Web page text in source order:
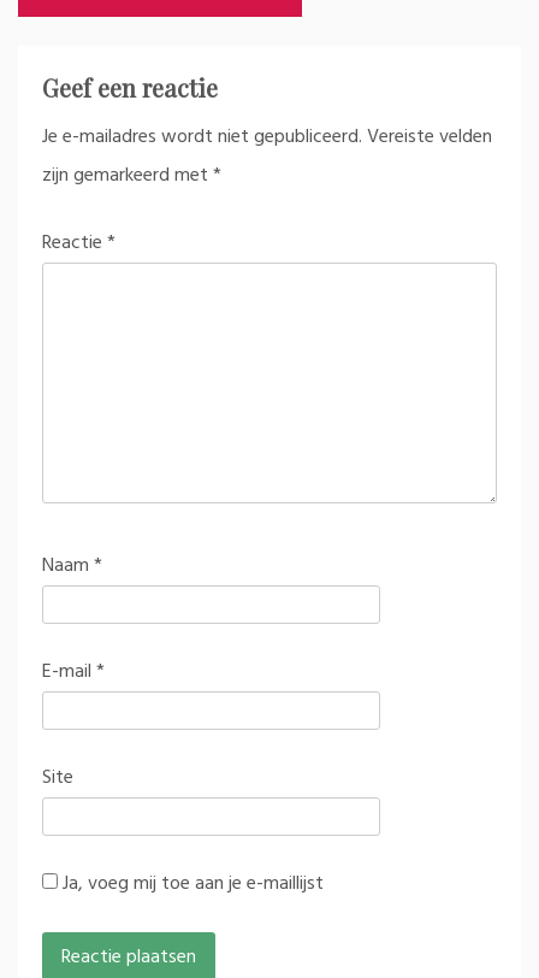
Geef een reactie
Je e-mailadres wordt niet gepubliceerd.Vereiste velden
zijn gemarkeerd met*
Reactie*
Naam*
E-mail*
Site
Ja, voeg mij toe aan je e-maillijst